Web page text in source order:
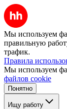
Мы используем
правильную
трафик.
Правила
Мы используем
файлов cookie
Понятно
Ищу работу